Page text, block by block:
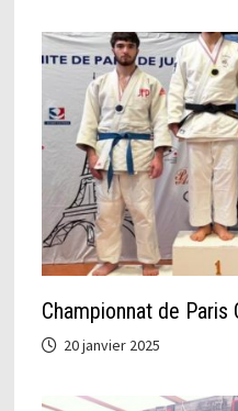
Championnat de Paris
20 janvier 2025